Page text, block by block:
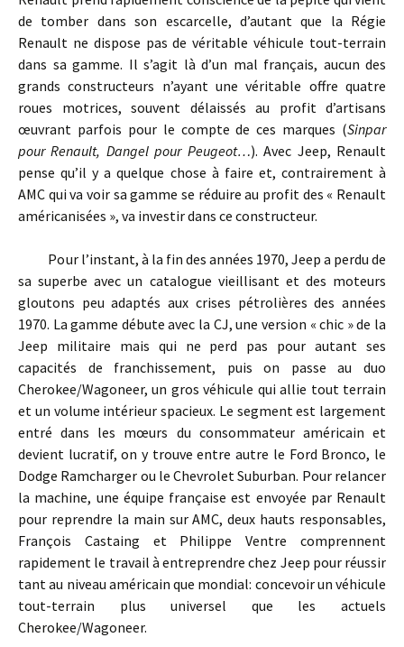
de tomber dans son escarcelle, d’autant que la Régie
Renault ne dispose pas de véritable véhicule tout-terrain
dans sa gamme. Il s’agit là d’un mal français, aucun des
grands constructeurs n’ayant une véritable offre quatre
roues motrices, souvent délaissés au profit d’artisans
œuvrant parfois pour le compte de ces marques (Sinpar
pour Renault, Dangel pour Peugeot…). Avec Jeep, Renault
pense qu’il y a quelque chose à faire et, contrairement à
AMC qui va voir sa gamme se réduire au profit des « Renault
américanisées », va investir dans ce constructeur.
Pour l’instant, à la fin des années 1970, Jeep a perdu de
sa superbe avec un catalogue vieillisant et des moteurs
gloutons peu adaptés aux crises pétrolières des années
1970. La gamme débute avec la CJ, une version « chic » de la
Jeep militaire mais qui ne perd pas pour autant ses
capacités de franchissement, puis on passe au duo
Cherokee/Wagoneer, un gros véhicule qui allie tout terrain
et un volume intérieur spacieux. Le segment est largement
entré dans les mœurs du consommateur américain et
devient lucratif, on y trouve entre autre le Ford Bronco, le
Dodge Ramcharger ou le Chevrolet Suburban. Pour relancer
la machine, une équipe française est envoyée par Renault
pour reprendre la main sur AMC, deux hauts responsables,
François Castaing et Philippe Ventre comprennent
rapidement le travail à entreprendre chez Jeep pour réussir
tant au niveau américain que mondial: concevoir un véhicule
tout-terrain plus universel que les actuels
Cherokee/Wagoneer.